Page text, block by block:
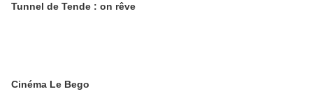
Tunnel de Tende : on rêve
Cinéma Le Bego